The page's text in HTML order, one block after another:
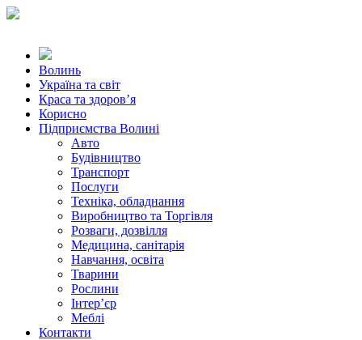
Волинь
Україна та світ
Краса та здоров’я
Корисно
Підприємства Волині
Авто
Будівництво
Транспорт
Послуги
Техніка, обладнання
Виробництво та Торгівля
Розваги, дозвілля
Медицина, санітарія
Навчання, освіта
Тварини
Рослини
Інтер’єр
Меблі
Контакти